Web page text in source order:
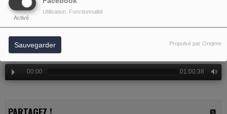
Activé
Utilisation: Fonctionnalité
Sauvegarder Propulsé par Orejime
Sampleur et sans reproche - Episode 7
00:00 01:00:38